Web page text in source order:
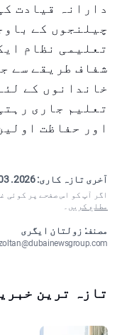
دارانہ قیادت
چیلنجوں کے
تعلیمی نظام
شفاف طریقے سے
خاندانوں کے
تعلیم جاری
اور حفاظت
آخری تازہ کاری:2026. 03. 01 14:17
اگر آپ کو اس صفحے پر کوئی
مطلع کریں ۔
مصنف: زولتان ایگری
تازہ ترین